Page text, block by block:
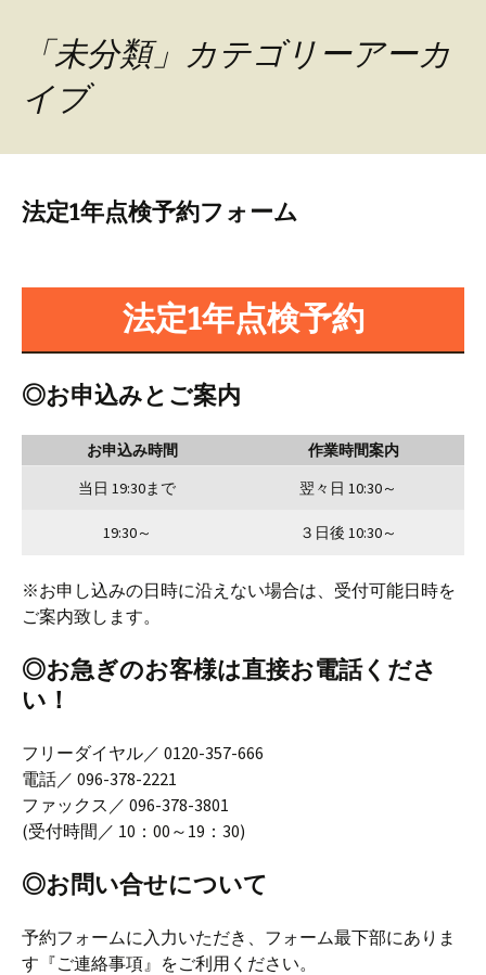
「未分類」カテゴリーアーカ
イブ
法定1年点検予約フォーム
法定1年点検予約
◎お申込みとご案内
お申込み時間
作業時間案内
当日 19:30まで
翌々日 10:30～
19:30～ ３日後 10:30～
※お申し込みの日時に沿えない場合は、受付可能日時を
ご案内致します。
◎お急ぎのお客様は直接お電話くださ
い！
フリーダイヤル／ 0120-357-666
電話／ 096-378-2221
ファックス／ 096-378-3801
(受付時間／ 10：00～19：30)
◎お問い合せについて
予約フォームに入力いただき、フォーム最下部にありま
す『ご連絡事項』をご利用ください。